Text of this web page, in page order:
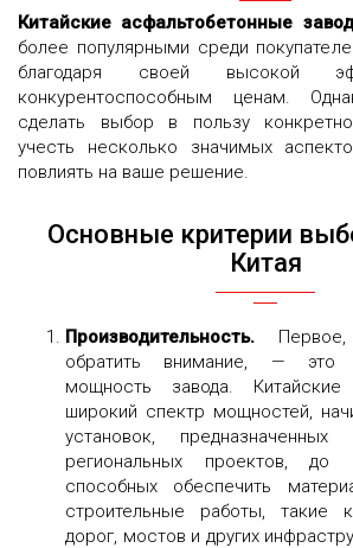
Китайские асфальтобетонные
более популярными среди
благодаря своей высокой
конкурентоспособным ценам.
сделать выбор в пользу
учесть несколько значимых
повлиять на ваше решение.
Основные критерии
Китая
Производительность.
обратить внимание, — это
мощность завода.
широкий спектр мощностей,
установок,
региональных проектов, до
способных обеспечить
строительные работы, такие
дорог, мостов и других